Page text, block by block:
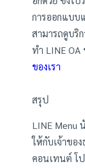
การออกแบบ
สามารถดูบริ
ทำ LINE OA
ของเรา
สรุป
LINE Menu
ให้กับเจ้าขอ
คอนเทนต์ โ